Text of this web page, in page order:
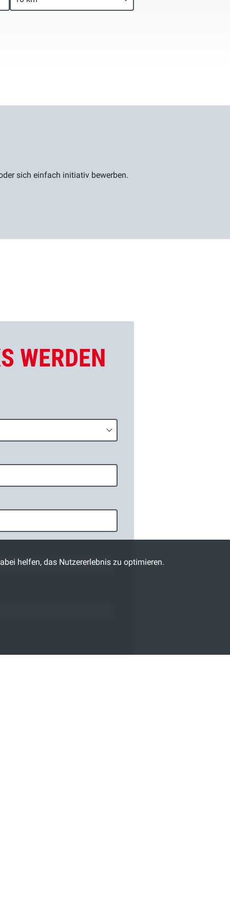
sich einfach initiativ bewerben.
WERDEN
helfen, das Nutzererlebnis zu optimieren.